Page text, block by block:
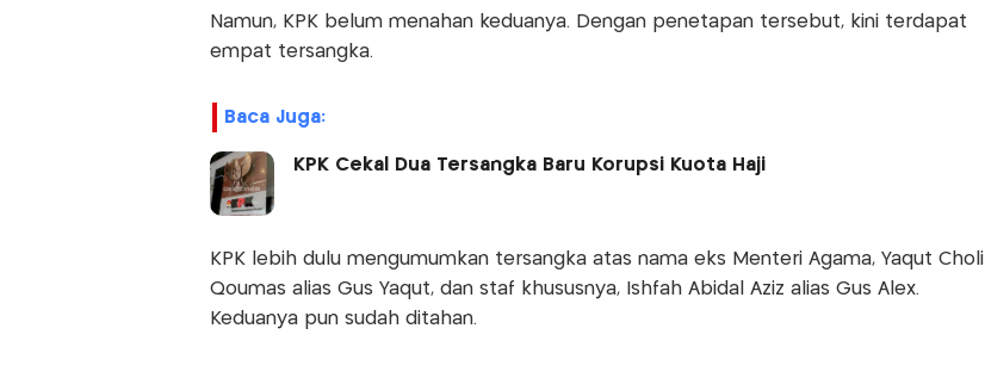
Namun, KPK belum menahan keduanya. Dengan penetapan tersebut, kini terdapat
empat tersangka.
Baca Juga:
KPK Cekal Dua Tersangka Baru Korupsi Kuota Haji
KPK lebih dulu mengumumkan tersangka atas nama eks Menteri Agama, Yaqut Cholil
Qoumas alias Gus Yaqut, dan staf khususnya, Ishfah Abidal Aziz alias Gus Alex.
Keduanya pun sudah ditahan.